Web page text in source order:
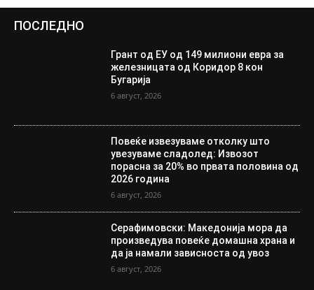
ПОСЛЕДНО
Грант од ЕУ од 149 милиони евра за
железницата од Коридор 8 кон
Бугарија
6 август, 2026
Повеќе извезуваме отколку што
увезуваме сладолед: Извозот
порасна за 20% во првата половина од
2026 година
6 август, 2026
Серафимовски: Македонија мора да
произведува повеќе домашна храна и
да ја намали зависноста од увоз
6 август, 2026